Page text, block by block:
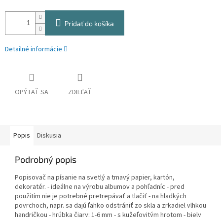
Pridať do košíka
Detailné informácie
OPÝTAŤ SA ZDIEĽAŤ
Popis Diskusia
Podrobný popis
Popisovač na písanie na svetlý a tmavý papier, kartón,
dekoratér. - ideálne na výrobu albumov a pohľadníc - pred
použitím nie je potrebné pretrepávať a tlačiť - na hladkých
povrchoch, napr. sa dajú ľahko odstrániť zo skla a zrkadiel vlhkou